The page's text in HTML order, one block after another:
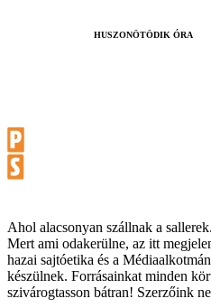
HUSZONÖTÖDIK ÓRA
Ahol alacsonyan szállnak a
Mert ami odakerülne, az itt
hazai sajtóetika és a
készülnek. Forrásainkat minden
szivárogtasson bátran! Szerzőink